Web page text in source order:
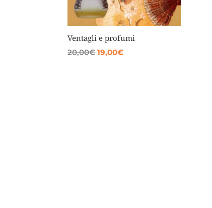
Ventagli e profumi
20,00€Il
19,00€Il